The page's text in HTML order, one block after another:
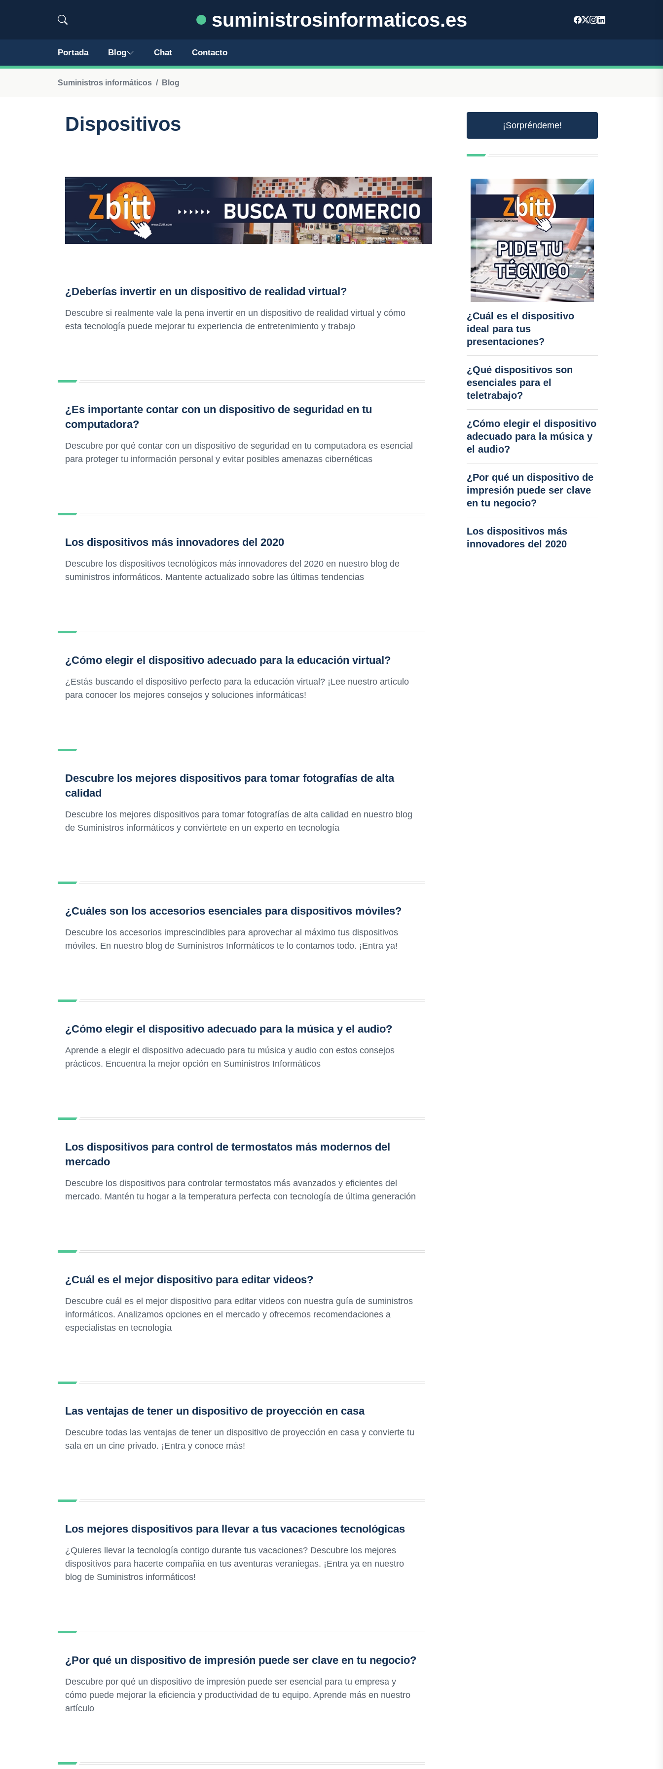
suministrosinformaticos.es
Portada Blog Chat Contacto
Suministros informáticos Blog
Dispositivos
¿Deberías invertir en un dispositivo de realidad virtual?
Descubre si realmente vale la pena invertir en un dispositivo de realidad virtual y cómo
esta tecnología puede mejorar tu experiencia de entretenimiento y trabajo
¿Es importante contar con un dispositivo de seguridad en tu
computadora?
Descubre por qué contar con un dispositivo de seguridad en tu computadora es esencial
para proteger tu información personal y evitar posibles amenazas cibernéticas
Los dispositivos más innovadores del 2020
Descubre los dispositivos tecnológicos más innovadores del 2020 en nuestro blog de
suministros informáticos. Mantente actualizado sobre las últimas tendencias
¿Cómo elegir el dispositivo adecuado para la educación virtual?
¿Estás buscando el dispositivo perfecto para la educación virtual? ¡Lee nuestro artículo
para conocer los mejores consejos y soluciones informáticas!
Descubre los mejores dispositivos para tomar fotografías de alta
calidad
Descubre los mejores dispositivos para tomar fotografías de alta calidad en nuestro blog
de Suministros informáticos y conviértete en un experto en tecnología
¿Cuáles son los accesorios esenciales para dispositivos móviles?
Descubre los accesorios imprescindibles para aprovechar al máximo tus dispositivos
móviles. En nuestro blog de Suministros Informáticos te lo contamos todo. ¡Entra ya!
¿Cómo elegir el dispositivo adecuado para la música y el audio?
Aprende a elegir el dispositivo adecuado para tu música y audio con estos consejos
prácticos. Encuentra la mejor opción en Suministros Informáticos
Los dispositivos para control de termostatos más modernos del
mercado
Descubre los dispositivos para controlar termostatos más avanzados y eficientes del
mercado. Mantén tu hogar a la temperatura perfecta con tecnología de última generación
¿Cuál es el mejor dispositivo para editar videos?
Descubre cuál es el mejor dispositivo para editar videos con nuestra guía de suministros
informáticos. Analizamos opciones en el mercado y ofrecemos recomendaciones a
especialistas en tecnología
Las ventajas de tener un dispositivo de proyección en casa
Descubre todas las ventajas de tener un dispositivo de proyección en casa y convierte tu
sala en un cine privado. ¡Entra y conoce más!
Los mejores dispositivos para llevar a tus vacaciones tecnológicas
¿Quieres llevar la tecnología contigo durante tus vacaciones? Descubre los mejores
dispositivos para hacerte compañía en tus aventuras veraniegas. ¡Entra ya en nuestro
blog de Suministros informáticos!
¿Por qué un dispositivo de impresión puede ser clave en tu negocio?
Descubre por qué un dispositivo de impresión puede ser esencial para tu empresa y
cómo puede mejorar la eficiencia y productividad de tu equipo. Aprende más en nuestro
artículo
¡Sorpréndeme!
¿Cuál es el dispositivo
ideal para tus
presentaciones?
¿Qué dispositivos son
esenciales para el
teletrabajo?
¿Cómo elegir el dispositivo
adecuado para la música y
el audio?
¿Por qué un dispositivo de
impresión puede ser clave
en tu negocio?
Los dispositivos más
innovadores del 2020